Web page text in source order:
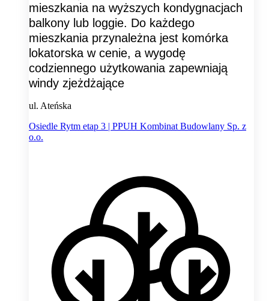
mieszkania na wyższych kondygnacjach
balkony lub loggie. Do każdego
mieszkania przynależna jest komórka
lokatorska w cenie, a wygodę
codziennego użytkowania zapewniają
windy zjeżdżające
ul. Ateńska
Osiedle Rytm etap 3 | PPUH Kombinat Budowlany Sp. z
o.o.